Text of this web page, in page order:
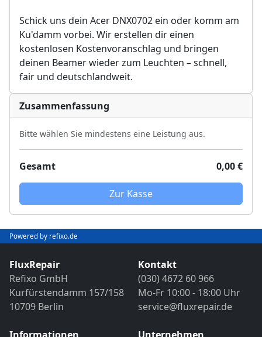
Schick uns dein Acer DNX0702 ein oder komm am
Ku'damm vorbei. Wir erstellen dir einen
kostenlosen Kostenvoranschlag und bringen
deinen Beamer wieder zum Leuchten – schnell,
fair und deutschlandweit.
Zusammenfassung
Bitte wählen Sie mindestens eine Leistung aus.
Gesamt 0,00 €
Zur Kasse
Powered by refixo.de
FluxRepair
Refixo GmbH
Kurfürstendamm 157/158
10709 Berlin
Kontakt
(030) 4672 60 966
Mo-Fr 10:00 - 18:00 Uhr
service@fluxrepair.de